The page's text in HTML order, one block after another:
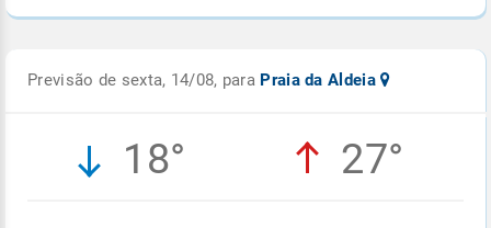
Previsão de sexta, 14/08, para Praia da Aldeia
18° 27°